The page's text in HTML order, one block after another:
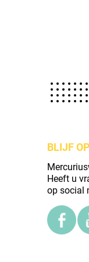
BLIJF
Heeft u
op social